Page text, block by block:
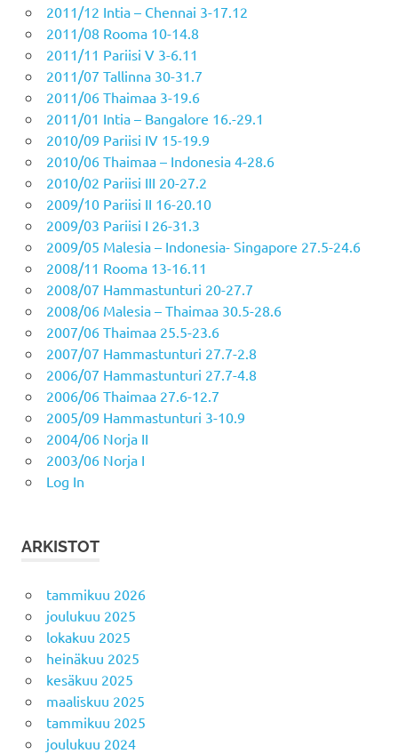
2011/12 Intia – Chennai 3-17.12
2011/08 Rooma 10-14.8
2011/11 Pariisi V 3-6.11
2011/07 Tallinna 30-31.7
2011/06 Thaimaa 3-19.6
2011/01 Intia – Bangalore 16.-29.1
2010/09 Pariisi IV 15-19.9
2010/06 Thaimaa – Indonesia 4-28.6
2010/02 Pariisi III 20-27.2
2009/10 Pariisi II 16-20.10
2009/03 Pariisi I 26-31.3
2009/05 Malesia – Indonesia- Singapore 27.5-24.6
2008/11 Rooma 13-16.11
2008/07 Hammastunturi 20-27.7
2008/06 Malesia – Thaimaa 30.5-28.6
2007/06 Thaimaa 25.5-23.6
2007/07 Hammastunturi 27.7-2.8
2006/07 Hammastunturi 27.7-4.8
2006/06 Thaimaa 27.6-12.7
2005/09 Hammastunturi 3-10.9
2004/06 Norja II
2003/06 Norja I
Log In
ARKISTOT
tammikuu 2026
joulukuu 2025
lokakuu 2025
heinäkuu 2025
kesäkuu 2025
maaliskuu 2025
tammikuu 2025
joulukuu 2024